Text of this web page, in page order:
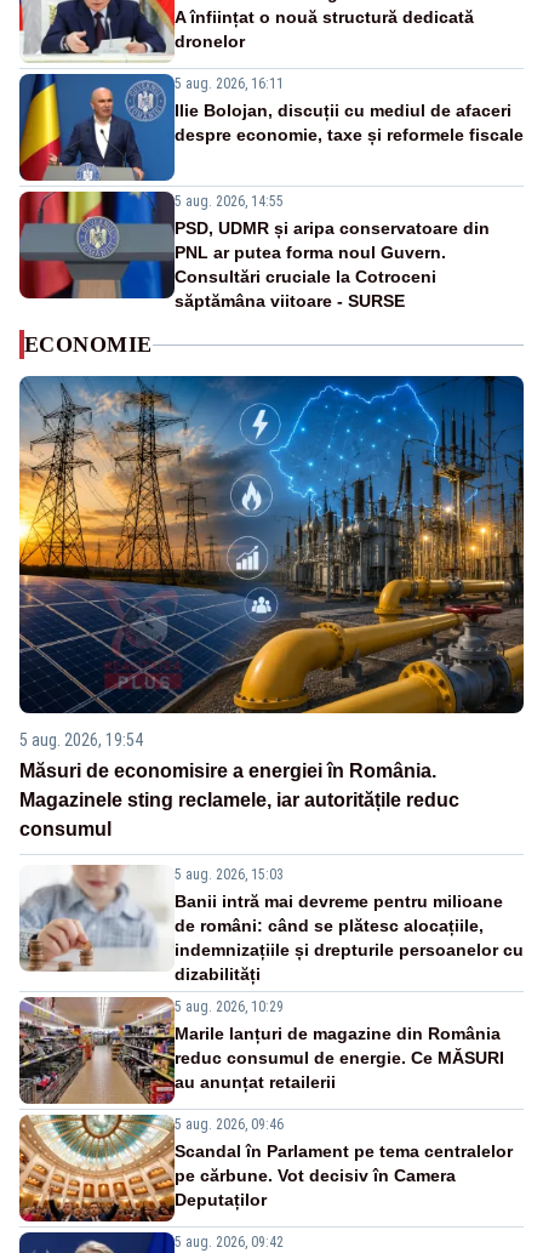
A înființat o nouă structură dedicată
dronelor
5 aug. 2026, 16:11
Ilie Bolojan, discuții cu mediul de afaceri
despre economie, taxe și reformele fiscale
5 aug. 2026, 14:55
PSD, UDMR și aripa conservatoare din
PNL ar putea forma noul Guvern.
Consultări cruciale la Cotroceni
săptămâna viitoare - SURSE
ECONOMIE
5 aug. 2026, 19:54
Măsuri de economisire a energiei în România.
Magazinele sting reclamele, iar autoritățile reduc
consumul
5 aug. 2026, 15:03
Banii intră mai devreme pentru milioane
de români: când se plătesc alocațiile,
indemnizațiile și drepturile persoanelor cu
dizabilități
5 aug. 2026, 10:29
Marile lanțuri de magazine din România
reduc consumul de energie. Ce MĂSURI
au anunțat retailerii
5 aug. 2026, 09:46
Scandal în Parlament pe tema centralelor
pe cărbune. Vot decisiv în Camera
Deputaților
5 aug. 2026, 09:42